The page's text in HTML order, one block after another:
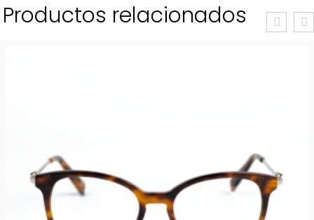
Productos relacionados